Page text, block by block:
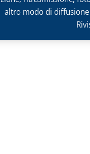
altro modo di diffusione